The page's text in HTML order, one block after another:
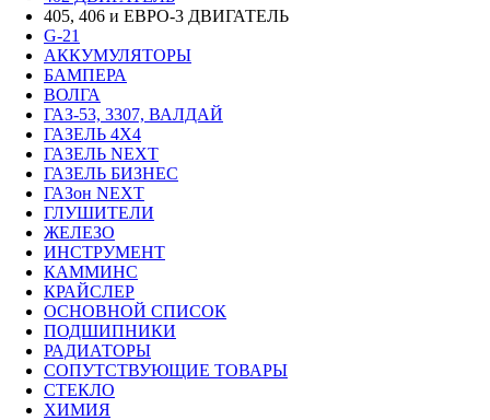
405, 406 и ЕВРО-3 ДВИГАТЕЛЬ
G-21
АККУМУЛЯТОРЫ
БАМПЕРА
ВОЛГА
ГАЗ-53, 3307, ВАЛДАЙ
ГАЗЕЛЬ 4Х4
ГАЗЕЛЬ NEXT
ГАЗЕЛЬ БИЗНЕС
ГАЗон NEXT
ГЛУШИТЕЛИ
ЖЕЛЕЗО
ИНСТРУМЕНТ
КАММИНС
КРАЙСЛЕР
ОСНОВНОЙ СПИСОК
ПОДШИПНИКИ
РАДИАТОРЫ
СОПУТСТВУЮЩИЕ ТОВАРЫ
СТЕКЛО
ХИМИЯ